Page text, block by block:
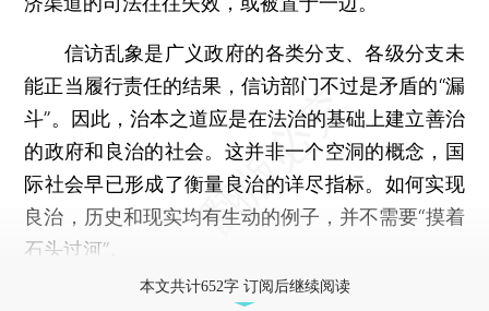
信访乱象是广义政府的各类分支、各级分支未
能正当履行责任的结果，信访部门不过是矛盾的“漏
斗”。因此，治本之道应是在法治的基础上建立善治
的政府和良治的社会。这并非一个空洞的概念，国
际社会早已形成了衡量良治的详尽指标。如何实现
良治，历史和现实均有生动的例子，并不需要“摸着
石头过河”。
本文共计652字 订阅后继续阅读